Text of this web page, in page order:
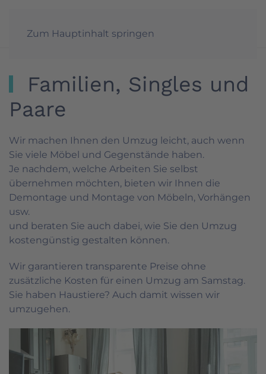
Zum Hauptinhalt springen
Reibstein GmbH
Familien, Singles und
Paare
Wir machen Ihnen den Umzug leicht, auch wenn
Sie viele Möbel und Gegenstände haben.
Je nachdem, welche Arbeiten Sie selbst
übernehmen möchten, bieten wir Ihnen die
Demontage und Montage von Möbeln, Vorhängen
usw.
und beraten Sie auch dabei, wie Sie den Umzug
kostengünstig gestalten können.
Wir garantieren transparente Preise ohne
zusätzliche Kosten für einen Umzug am Samstag.
Sie haben Haustiere? Auch damit wissen wir
umzugehen.